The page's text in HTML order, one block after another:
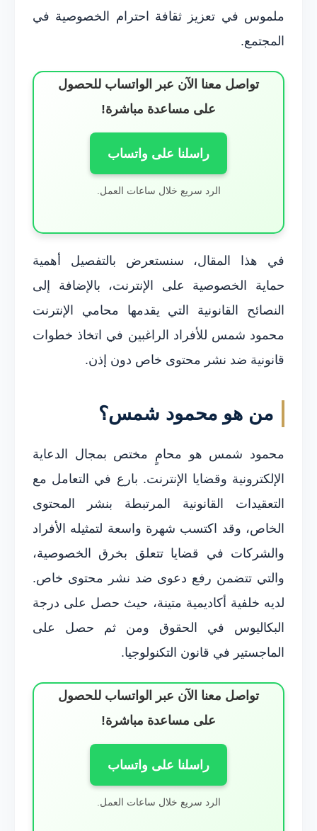
ملموس في تعزيز ثقافة احترام الخصوصية في
المجتمع.
تواصل معنا الآن عبر الواتساب للحصول
على مساعدة مباشرة!
راسلنا على واتساب
الرد سريع خلال ساعات العمل.
في هذا المقال، سنستعرض بالتفصيل أهمية
حماية الخصوصية على الإنترنت، بالإضافة إلى
النصائح القانونية التي يقدمها محامي الإنترنت
محمود شمس للأفراد الراغبين في اتخاذ خطوات
قانونية ضد نشر محتوى خاص دون إذن.
من هو محمود شمس؟
محمود شمس هو محامٍ مختص بمجال الدعاية
الإلكترونية وقضايا الإنترنت. بارع في التعامل مع
التعقيدات القانونية المرتبطة بنشر المحتوى
الخاص، وقد اكتسب شهرة واسعة لتمثيله الأفراد
والشركات في قضايا تتعلق بخرق الخصوصية،
والتي تتضمن رفع دعوى ضد نشر محتوى خاص.
لديه خلفية أكاديمية متينة، حيث حصل على درجة
البكاليوس في الحقوق ومن ثم حصل على
الماجستير في قانون التكنولوجيا.
تواصل معنا الآن عبر الواتساب للحصول
على مساعدة مباشرة!
راسلنا على واتساب
الرد سريع خلال ساعات العمل.